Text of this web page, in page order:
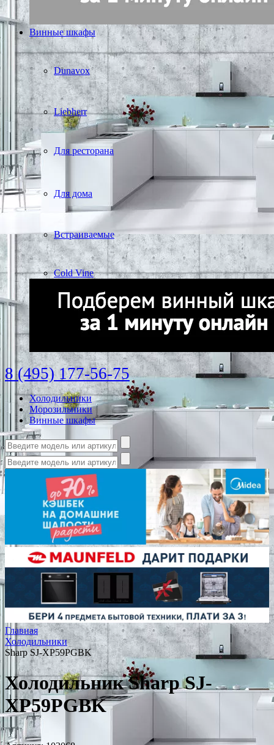
Винные шкафы
Dunavox
Liebherr
Для ресторана
Для дома
Встраиваемые
Cold Vine
8 (495) 177-56-75
Холодильники
Морозильники
Винные шкафы
Главная
Холодильники
Sharp SJ-XP59PGBK
Холодильник Sharp SJ-
XP59PGBK